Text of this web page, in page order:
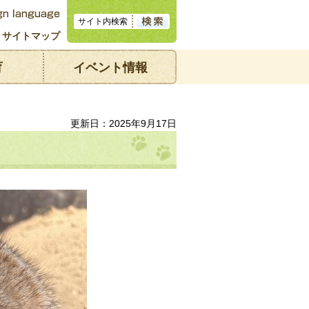
サイトマップ
イベント情報
更新日：2025年9月17日